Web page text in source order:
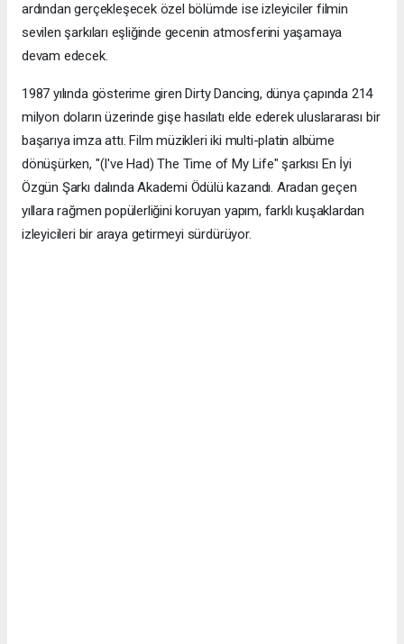
ardından gerçekleşecek özel bölümde ise izleyiciler filmin
sevilen şarkıları eşliğinde gecenin atmosferini yaşamaya
devam edecek.
1987 yılında gösterime giren Dirty Dancing, dünya çapında 214
milyon doların üzerinde gişe hasılatı elde ederek uluslararası bir
başarıya imza attı. Film müzikleri iki multi-platin albüme
dönüşürken, "(I've Had) The Time of My Life" şarkısı En İyi
Özgün Şarkı dalında Akademi Ödülü kazandı. Aradan geçen
yıllara rağmen popülerliğini koruyan yapım, farklı kuşaklardan
izleyicileri bir araya getirmeyi sürdürüyor.